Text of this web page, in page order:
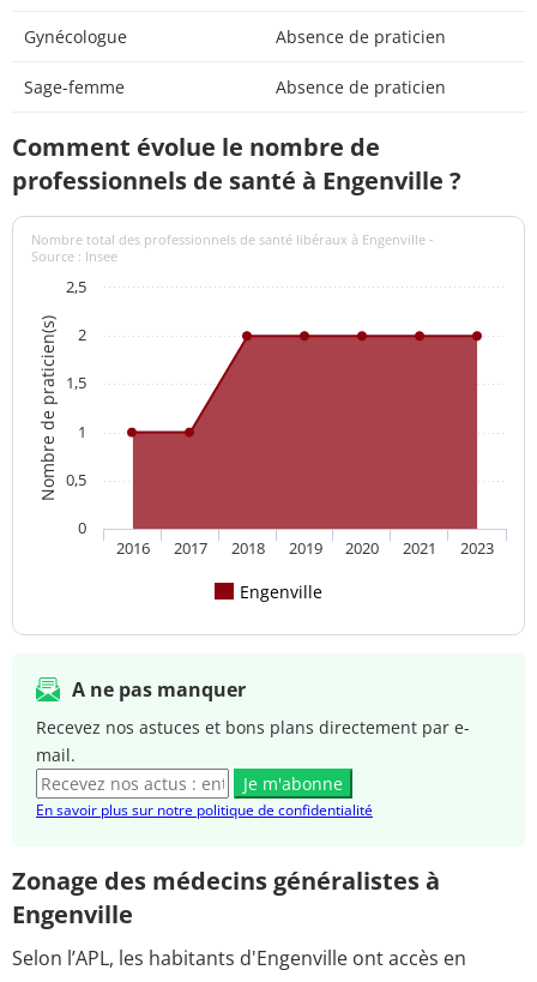
Gynécologue Absence de praticien
Sage-femme Absence de praticien
Comment évolue le nombre de
professionnels de santé à Engenville ?
Nombre de praticien(s)
Nombre total des professionnels de santé libéraux à Engenville -
Source : Insee
Engenville
2016 2017 2018 2019 2020 2021 2023
0
0,5
1
1,5
2
2,5
A ne pas manquer
Recevez nos astuces et bons plans directement par e-
mail.
Je m'abonne
En savoir plus sur notre politique de confidentialité
Zonage des médecins généralistes à
Engenville
Selon l’APL, les habitants d'Engenville ont accès en